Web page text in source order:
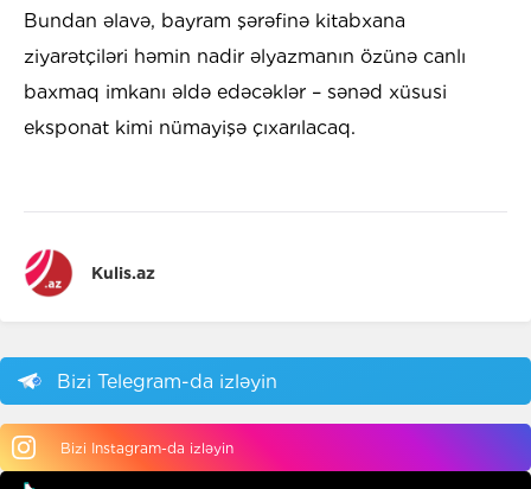
Bundan əlavə, bayram şərəfinə kitabxana
ziyarətçiləri həmin nadir əlyazmanın özünə canlı
baxmaq imkanı əldə edəcəklər – sənəd xüsusi
eksponat kimi nümayişə çıxarılacaq.
Kulis.az
Bizi Telegram-da izləyin
Bizi Instagram-da izləyin